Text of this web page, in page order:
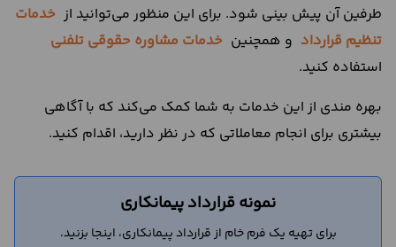
طرفین آن پیش بینی شود. برای این منظور می‌توانید از خدمات
تنظیم قرارداد و همچنین خدمات مشاوره حقوقی تلفنی
استفاده کنید.
بهره‌ مندی از این خدمات به شما کمک می‌کند که با آگاهی
بیشتری برای انجام معاملاتی که در نظر دارید، اقدام کنید.
نمونه قرارداد پیمانکاری
برای تهیه یک فرم خام از قرارداد پیمانکاری، اینجا بزنید.